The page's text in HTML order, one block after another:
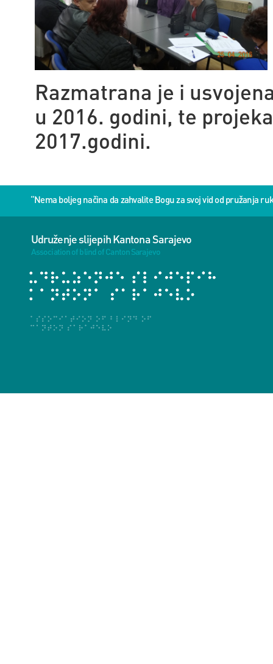
Razmatrana je i
u 2016. godini, te
2017.godini.
“Nema boljeg načina da zahvalite Bogu za svoj vid od pružanja
Udruženje slijepih Kantona Sarajevo
Association of blind of Canton Sarajevo